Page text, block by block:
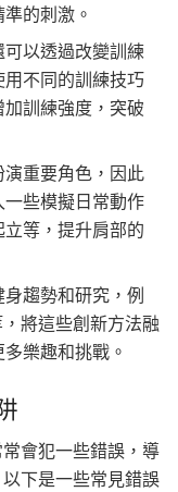
的刺激。
以透過改變訓練
不同的訓練技巧
加訓練強度，突破
重要角色，因此
些模擬日常動作
等，提升肩部的
趨勢和研究，例
將這些創新方法融
樂趣和挑戰。
會犯一些錯誤，導
下是一些常見錯誤